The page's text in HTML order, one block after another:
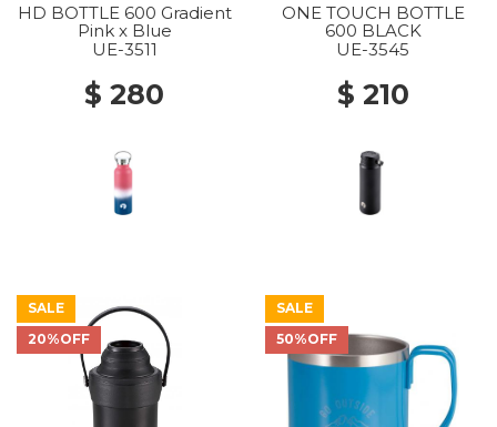
HD BOTTLE 600 Gradient
Pink x Blue
UE-3511
$ 280
ONE TOUCH BOTTLE
600 BLACK
UE-3545
$ 210
SALE
20%OFF
SALE
50%OFF